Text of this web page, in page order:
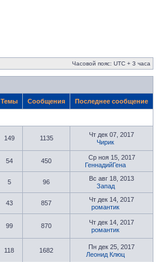
Часовой пояс: UTC + 3 часа
Темы Сообщения Последнее сообщение
149 1135
Чт дек 07, 2017
Чирик
54 450
Ср ноя 15, 2017
ГеннадийГена
5 96
Вс авг 18, 2013
Запад
43 857
Чт дек 14, 2017
романтик
99 870
Чт дек 14, 2017
романтик
118 1682
Пн дек 25, 2017
Леонид Клюц